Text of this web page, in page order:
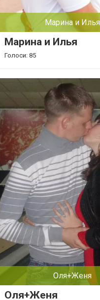
Марина и Илья
Марина и Илья
Голоси: 85
Оля+Женя
Оля+Женя